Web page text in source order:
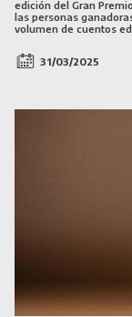
edición del Gran
las personas
volumen de cuentos
31/03/2025